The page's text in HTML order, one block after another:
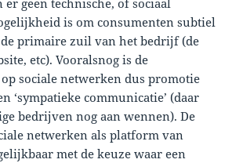
is om consumenten subtiel
primaire zuil van het bedrijf (de
etc). Vooralsnog is de
sociale netwerken dus promotie
‘sympatieke communicatie’ (daar
bedrijven nog aan wennen). De
netwerken als platform van
met de keuze waar een